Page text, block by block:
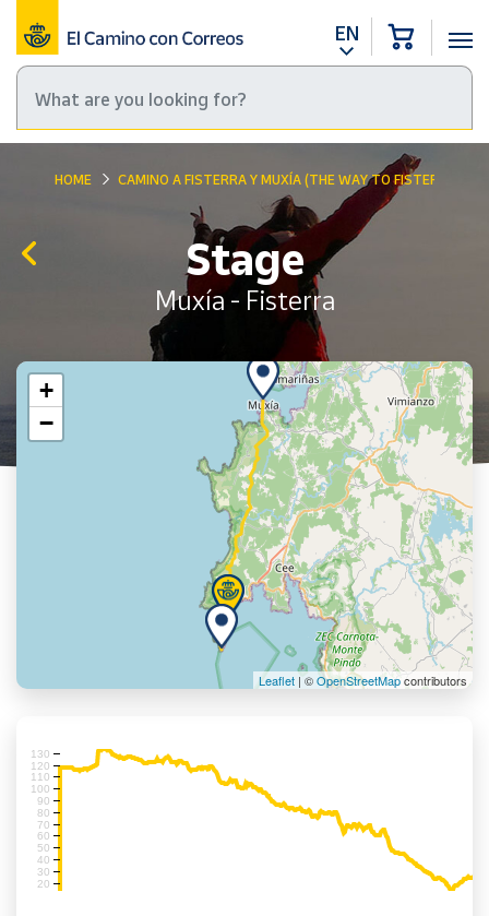
EN
HOME CAMINO A FISTERRA Y MUXÍA (THE WAY TO FISTERRA
Stage
Muxía - Fisterra
+
−
Leaflet | ©OpenStreetMapcontributors
20
30
40
50
60
70
80
90
100
110
120
130